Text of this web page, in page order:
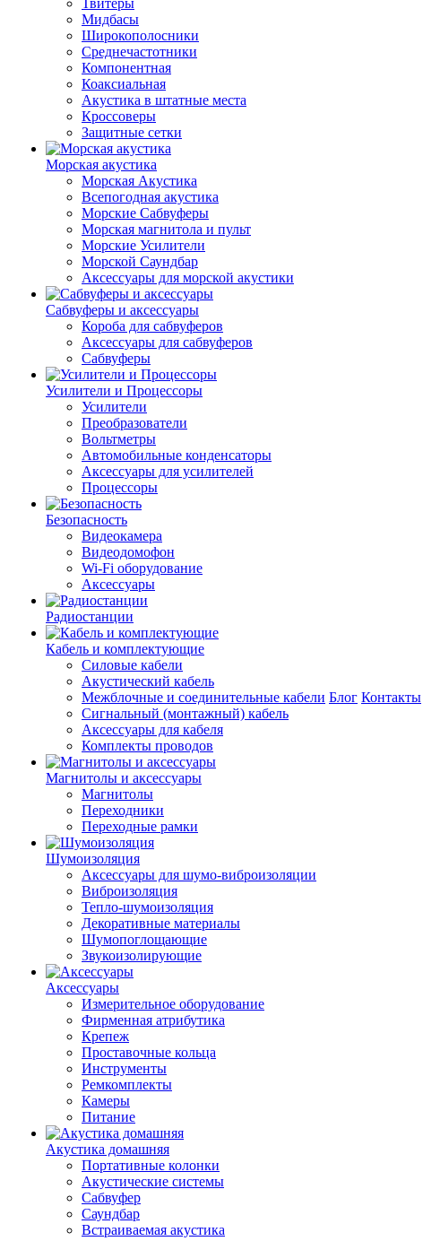
Твитеры
Мидбасы
Широкополосники
Среднечастотники
Компонентная
Коаксиальная
Акустика в штатные места
Кроссоверы
Защитные сетки
Морская акустика
Морская Акустика
Всепогодная акустика
Морские Сабвуферы
Морская магнитола и пульт
Морские Усилители
Морской Cаундбар
Аксессуары для морской акустики
Сабвуферы и аксессуары
Короба для сабвуферов
Аксессуары для сабвуферов
Сабвуферы
Усилители и Процессоры
Усилители
Преобразователи
Вольтметры
Автомобильные конденсаторы
Аксессуары для усилителей
Процессоры
Безопасность
Видеокамера
Видеодомофон
Wi-Fi оборудование
Аксессуары
Радиостанции
Кабель и комплектующие
Силовые кабели
Акустический кабель
Межблочные и соединительные кабели
Сигнальный (монтажный) кабель
Аксессуары для кабеля
Комплекты проводов
Магнитолы и аксессуары
Магнитолы
Переходники
Переходные рамки
Шумоизоляция
Аксессуары для шумо-виброизоляции
Виброизоляция
Тепло-шумоизоляция
Декоративные материалы
Шумопоглощающие
Звукоизолирующие
Аксессуары
Измерительное оборудование
Фирменная атрибутика
Крепеж
Проставочные кольца
Инструменты
Ремкомплекты
Камеры
Питание
Акустика домашняя
Портативные колонки
Акустические системы
Сабвуфер
Саундбар
Встраиваемая акустика
Блог Контакты